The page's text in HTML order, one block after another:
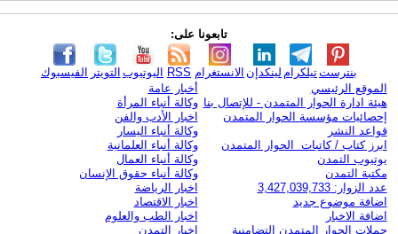
تابعونا على:
الفيسبوك التويتر اليوتيوب RSS الانستغرام لينكدإن تيلكرامبنترست
الموقع الرئيسي
هيئة ادارة الحوار المتمدن - للإتصال بنا
إحصائيات مؤسسة الحوار المتمدن
قواعد النشر
ابرز كتاب / كاتبات الحوار المتمدن
يوتيوب التمدن
مكتبة التمدن
عدد الزوار: 3,427,039,733
اضافة موضوع جديد
اضافة الاخبار
حملات الحوار المتمدن التضامنية
أخبار عامة
وكالة أنباء المرأة
اخبار الأدب والفن
وكالة أنباء اليسار
وكالة أنباء العلمانية
وكالة أنباء العمال
وكالة أنباء حقوق الإنسان
اخبار الرياضة
اخبار الاقتصاد
اخبار الطب والعلوم
اخبار التمدن